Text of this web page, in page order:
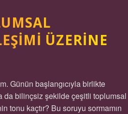
ÜZERINE
Günün başlangıcıyla birlikte
da bilinçsiz şekilde çeşitli toplumsal
tonu kaçtır? Bu soruyu sormamın